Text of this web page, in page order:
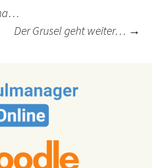
Der Grusel geht weiter… →